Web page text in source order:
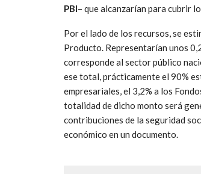
PBI– que alcanzarían para cubrir
Por el lado de los recursos, se
Producto. Representarían unos
corresponde al sector público
ese total, prácticamente el 90%
empresariales, el 3,2% a los
totalidad de dicho monto será
contribuciones de la seguridad
económico en un documento.